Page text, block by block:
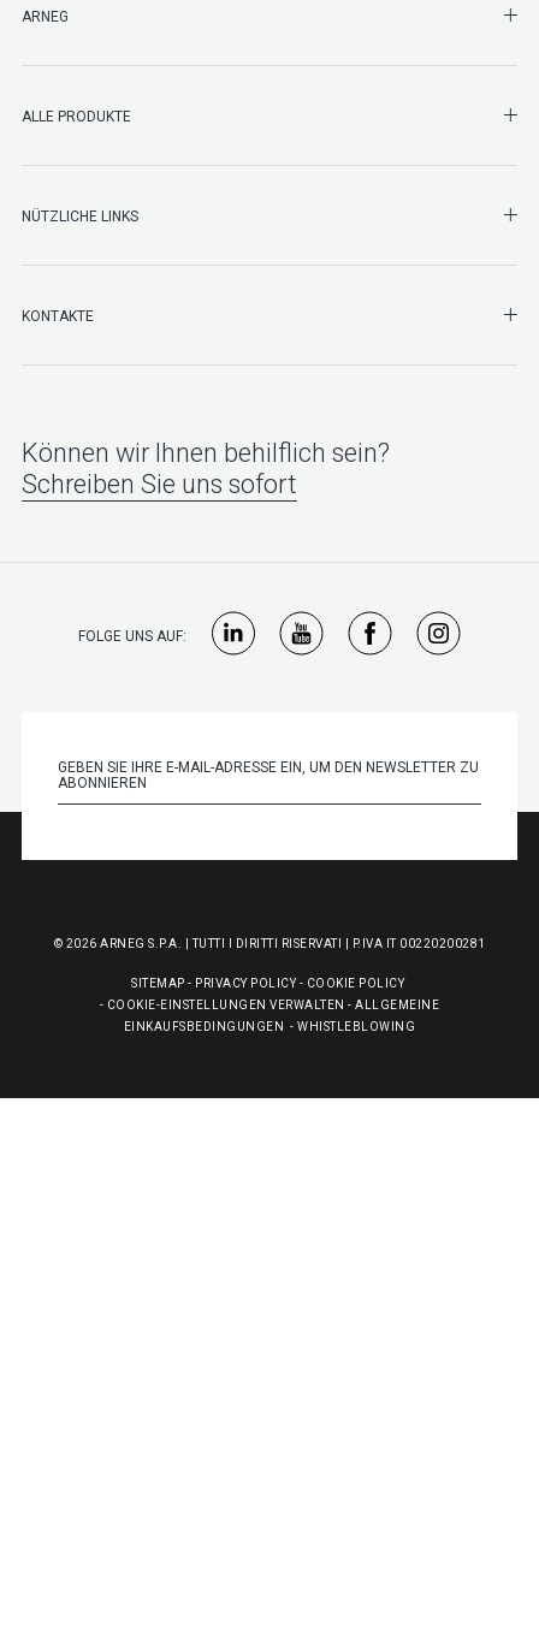
ARNEG
ALLE PRODUKTE
NÜTZLICHE LINKS
KONTAKTE
Können wir Ihnen behilflich sein?
Schreiben Sie uns sofort
FOLGE UNS AUF:
© 2026 ARNEG S.P.A. | TUTTI I DIRITTI RISERVATI | P.IVA IT 00220200281
SITEMAP - PRIVACY POLICY - COOKIE POLICY
- COOKIE-EINSTELLUNGEN VERWALTEN -ALLGEMEINE
EINKAUFSBEDINGUNGEN
-WHISTLEBLOWING